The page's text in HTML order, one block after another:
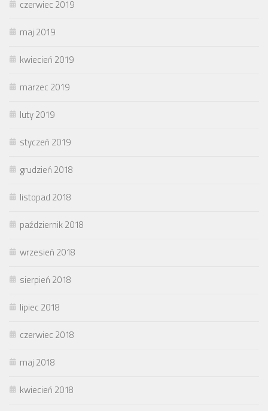
czerwiec 2019
maj 2019
kwiecień 2019
marzec 2019
luty 2019
styczeń 2019
grudzień 2018
listopad 2018
październik 2018
wrzesień 2018
sierpień 2018
lipiec 2018
czerwiec 2018
maj 2018
kwiecień 2018